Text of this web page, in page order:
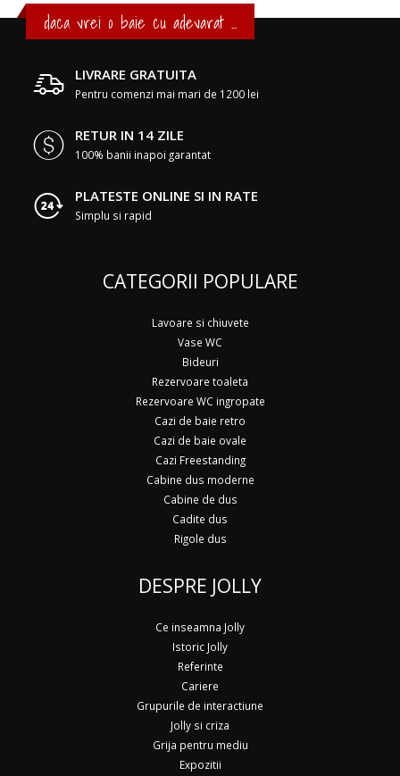
daca vrei o baie cu adevarat ...
LIVRARE GRATUITA
Pentru comenzi mai mari de 1200 lei
RETUR IN 14 ZILE
100% banii inapoi garantat
PLATESTE ONLINE SI IN RATE
Simplu si rapid
CATEGORII POPULARE
Lavoare si chiuvete
Vase WC
Bideuri
Rezervoare toaleta
Rezervoare WC ingropate
Cazi de baie retro
Cazi de baie ovale
Cazi Freestanding
Cabine dus moderne
Cabine de dus
Cadite dus
Rigole dus
DESPRE JOLLY
Ce inseamna Jolly
Istoric Jolly
Referinte
Cariere
Grupurile de interactiune
Jolly si criza
Grija pentru mediu
Expozitii